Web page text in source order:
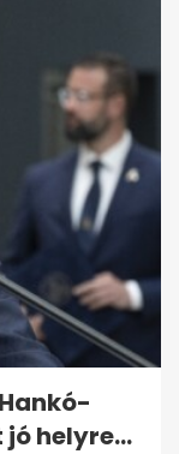
helyre...